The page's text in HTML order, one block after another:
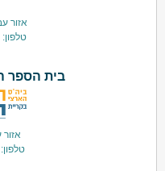
אזור
טלפון: 0545402128
בית הספר
אזור
טלפון: 04-8297115